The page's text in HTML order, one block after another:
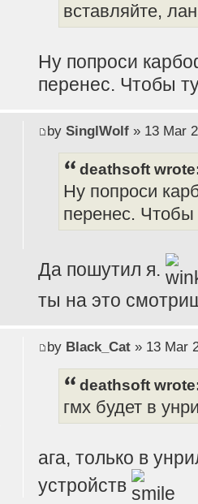
вставляйте,
Ну попроси
перенес. Чтобы
by SinglWolf» 13 Mar
deathsoft
Ну попроси
перенес. Чтобы
Да пошутил я.
ты на это
by Black_Cat» 13 Mar
deathsoft
гмх будет в
ага, только в
устройств